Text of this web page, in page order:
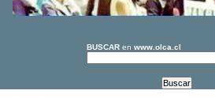
BUSCAR en www.olca.cl